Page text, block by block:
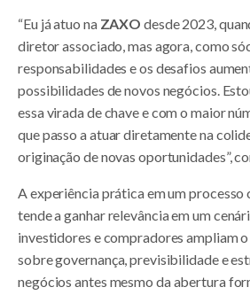
“Eu já atuo na ZAXO desde 2023,
diretor associado, mas agora, como
responsabilidades e os desafios
possibilidades de novos negócios.
essa virada de chave e com o maior
que passo a atuar diretamente na
originação de novas oportunidades”,
A experiência prática em um
tende a ganhar relevância em um
investidores e compradores ampliam
sobre governança, previsibilidade e
negócios antes mesmo da abertura